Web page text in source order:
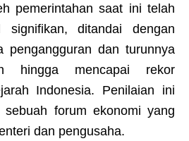
pemerintahan saat ini telah
signifikan, ditandai dengan
pengangguran dan turunnya
hingga mencapai rekor
Indonesia. Penilaian ini
sebuah forum ekonomi yang
dan pengusaha.